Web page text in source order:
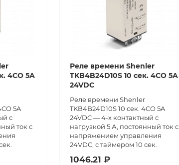
4CO 5A
5A
с
ток с
Реле времени Shenler
TKB4B24D10S 10 сек. 4CO 5A
24VDC
Реле времени Shenler
TKB4B24D10S 10 сек. 4CO 5A
24VDC — 4-х контактный с
нагрузкой 5 А, постоянный ток с
напряжением управления
24VDC, с таймером 10 сек.
1046.21 ₽